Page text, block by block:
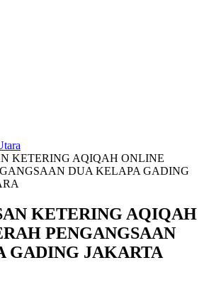
KETERING AQIQAH ONLINE
DUA KELAPA GADING
KETERING AQIQAH
PENGANGSAAN
GADING JAKARTA